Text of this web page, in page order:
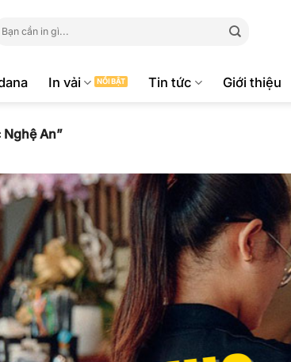
In vải Tin tức Giới thiệu
An”